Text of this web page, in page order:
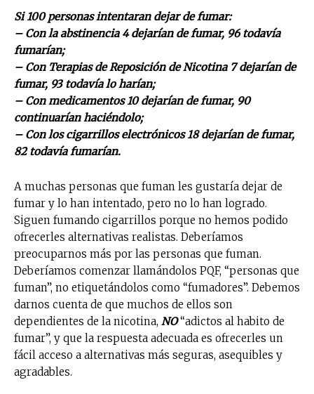
Si 100 personas intentaran dejar de fumar:
– Con la abstinencia 4 dejarían de fumar, 96 todavía
fumarían;
– Con Terapias de Reposición de Nicotina 7 dejarían de
fumar, 93 todavía lo harían;
– Con medicamentos 10 dejarían de fumar, 90
continuarían haciéndolo;
– Con los cigarrillos electrónicos 18 dejarían de fumar,
82 todavía fumarían.
A muchas personas que fuman les gustaría dejar de
fumar y lo han intentado, pero no lo han logrado.
Siguen fumando cigarrillos porque no hemos podido
ofrecerles alternativas realistas. Deberíamos
preocuparnos más por las personas que fuman.
Deberíamos comenzar llamándolos PQF, “personas que
fuman”, no etiquetándolos como “fumadores”. Debemos
darnos cuenta de que muchos de ellos son
dependientes de la nicotina, NO“adictos al habito de
fumar”, y que la respuesta adecuada es ofrecerles un
fácil acceso a alternativas más seguras, asequibles y
agradables.